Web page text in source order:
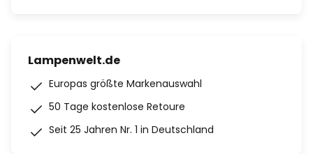
Lampenwelt.de
Europas größte Markenauswahl
50 Tage kostenlose Retoure
Seit 25 Jahren Nr. 1 in Deutschland